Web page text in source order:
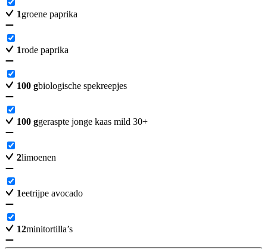
1groene paprika
1rode paprika
100 gbiologische spekreepjes
100 ggeraspte jonge kaas mild 30+
2limoenen
1eetrijpe avocado
12minitortilla’s